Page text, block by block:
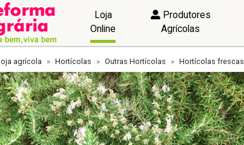
Loja
Online
Produtores
Agrícolas
loja agrícola Hortícolas Outras Hortícolas Hortícolas frescas